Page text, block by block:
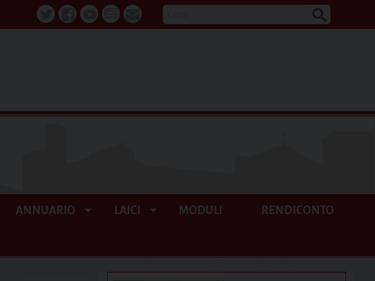
TwitterFacebookYoutube
La webmail
ANNUARIO LAICI MODULI RENDICONTO